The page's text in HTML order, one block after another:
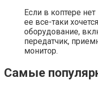
Если в коптере
ее все-таки
оборудование,
передатчик,
монитор.
Самые